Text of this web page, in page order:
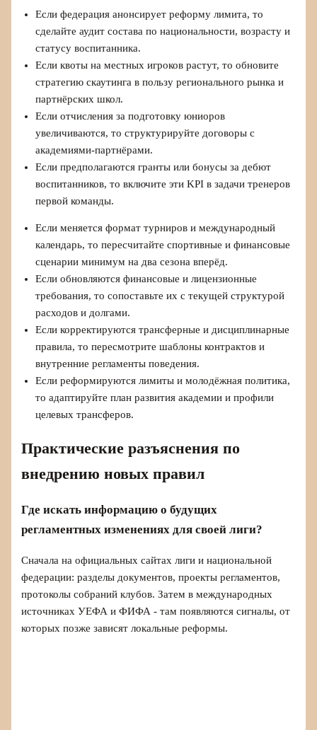
Если федерация анонсирует реформу лимита, то
сделайте аудит состава по национальности, возрасту и
статусу воспитанника.
Если квоты на местных игроков растут, то обновите
стратегию скаутинга в пользу регионального рынка и
партнёрских школ.
Если отчисления за подготовку юниоров
увеличиваются, то структурируйте договоры с
академиями‑партнёрами.
Если предполагаются гранты или бонусы за дебют
воспитанников, то включите эти KPI в задачи тренеров
первой команды.
Если меняется формат турниров и международный
календарь, то пересчитайте спортивные и финансовые
сценарии минимум на два сезона вперёд.
Если обновляются финансовые и лицензионные
требования, то сопоставьте их с текущей структурой
расходов и долгами.
Если корректируются трансферные и дисциплинарные
правила, то пересмотрите шаблоны контрактов и
внутренние регламенты поведения.
Если реформируются лимиты и молодёжная политика,
то адаптируйте план развития академии и профили
целевых трансферов.
Практические разъяснения по
внедрению новых правил
Где искать информацию о будущих
регламентных изменениях для своей лиги?
Сначала на официальных сайтах лиги и национальной
федерации: разделы документов, проекты регламентов,
протоколы собраний клубов. Затем в международных
источниках УЕФА и ФИФА - там появляются сигналы, от
которых позже зависят локальные реформы.